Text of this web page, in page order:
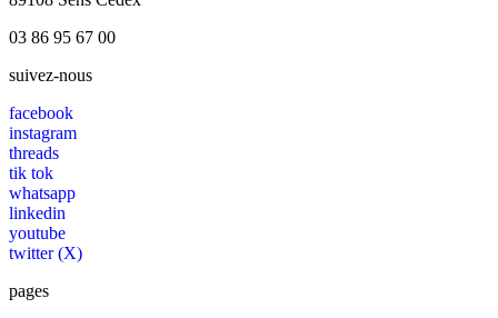
03 86 95 67 00
suivez-nous
facebook
instagram
threads
tik tok
whatsapp
linkedin
youtube
twitter (X)
pages